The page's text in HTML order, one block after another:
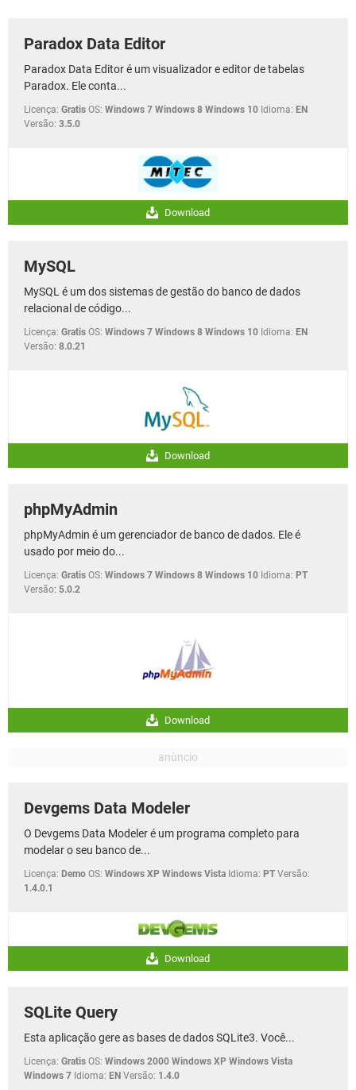
Paradox Data Editor
Paradox Data Editor é um visualizador e editor de tabelas
Paradox. Ele conta...
Licença: Gratis OS: Windows 7 Windows 8 Windows 10 Idioma: EN
Versão: 3.5.0
Download
MySQL
MySQL é um dos sistemas de gestão do banco de dados
relacional de código...
Licença: Gratis OS: Windows 7 Windows 8 Windows 10 Idioma: EN
Versão: 8.0.21
Download
phpMyAdmin
phpMyAdmin é um gerenciador de banco de dados. Ele é
usado por meio do...
Licença: Gratis OS: Windows 7 Windows 8 Windows 10 Idioma: PT
Versão: 5.0.2
Download
Devgems Data Modeler
O Devgems Data Modeler é um programa completo para
modelar o seu banco de...
Licença: Demo OS: Windows XP Windows Vista Idioma: PT Versão:
1.4.0.1
Download
SQLite Query
Esta aplicação gere as bases de dados SQLite3. Você...
Licença: Gratis OS: Windows 2000 Windows XP Windows Vista
Windows 7 Idioma: EN Versão: 1.4.0